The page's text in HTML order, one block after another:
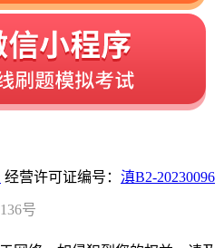
经营许可证编号： 滇B2-20230096
号